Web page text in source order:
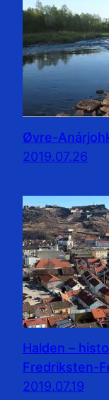
Øvre-
2019.07.26
Halden –
Fredriksten-
2019.07.19